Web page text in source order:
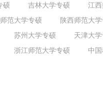
硕 吉林大学专硕 江
范大学专硕 陕西师范大
苏州大学专硕 天津大
浙江师范大学专硕 中